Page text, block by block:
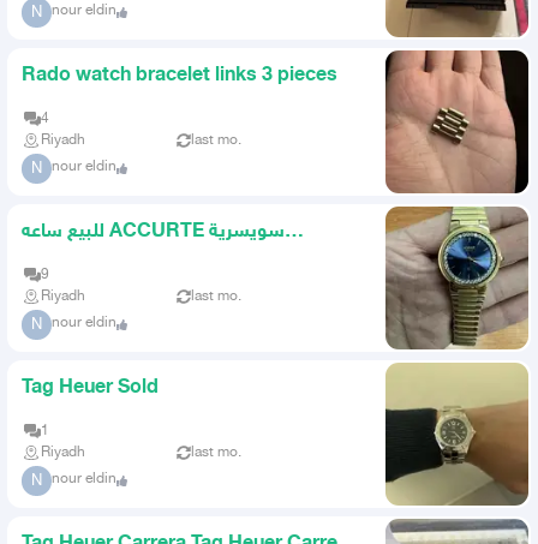
N nour eldin
Rado watch bracelet links 3 pieces
4
Riyadh
last mo.
N nour eldin
للبيع ساعه ACCURTE سويسرية
9
Riyadh
last mo.
N nour eldin
Tag Heuer Sold
1
Riyadh
last mo.
N nour eldin